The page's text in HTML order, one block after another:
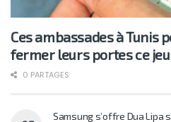
Ces ambassades à Tunis
fermer leurs portes ce
0 PARTAGES
Samsung s’offre Dua Lipa